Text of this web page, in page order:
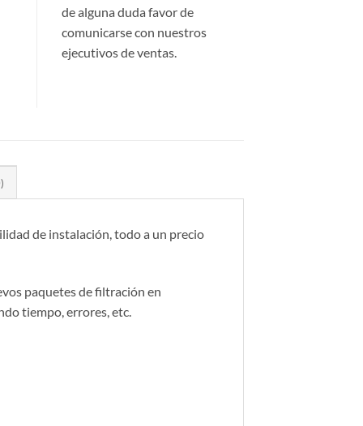
de alguna duda favor de
comunicarse con nuestros
ejecutivos de ventas.
de instalación, todo a un precio
paquetes de filtración en
tiempo, errores, etc.